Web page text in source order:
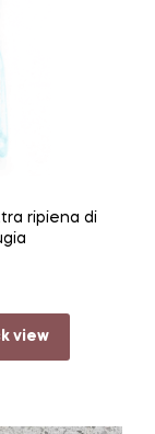
ripiena di
view